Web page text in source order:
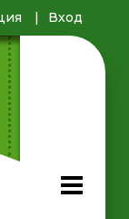
Вход